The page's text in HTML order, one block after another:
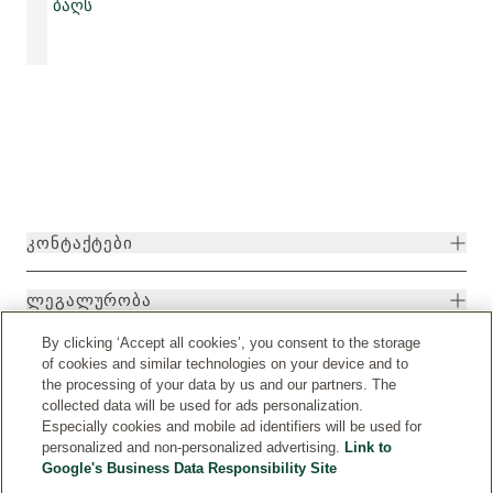
ბაღს
ᲙᲝᲜᲢᲐᲥᲢᲔᲑᲘ
ᲚᲔᲒᲐᲚᲣᲠᲝᲑᲐ
By clicking ‘Accept all cookies’, you consent to the storage
of cookies and similar technologies on your device and to
the processing of your data by us and our partners. The
collected data will be used for ads personalization.
Especially cookies and mobile ad identifiers will be used for
personalized and non-personalized advertising. Link to
Google's Business Data Responsibility Site